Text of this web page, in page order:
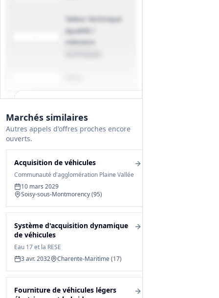
Valeur technique
(qualité /
mémoire
Gagnez du temps, toutes les infos des
documents sont déjà analysées: cahier des
Créer mon compte et débloquer
Marchés similaires
Autres appels d'offres proches encore
ouverts.
Acquisition de véhicules
Communauté d'agglomération Plaine Vallée
10 mars 2029
Soisy-sous-Montmorency (95)
Système d'acquisition dynamique
de véhicules
Eau 17 et la RESE
3 avr. 2032
Charente-Maritime (17)
Fourniture de véhicules légers